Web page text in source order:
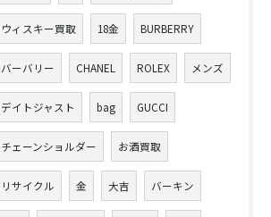
ウィスキー買取 18金 BURBERRY
バーバリー CHANEL ROLEX メンズ
デイトジャスト bag GUCCI
チェーンショルダー お酒買取
リサイクル 金 大吉 バーキン